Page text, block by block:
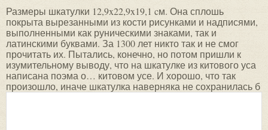
Размеры шкатулки 12,9x22,9x19,1 cм. Она сплошь
покрыта вырезанными из кости рисунками и надписями,
выполненными как руническими знаками, так и
латинскими буквами. За 1300 лет никто так и не смог
прочитать их. Пытались, конечно, но потом пришли к
изумительному выводу, что на шкатулке из китового уса
написана поэма о… китовом усе. И хорошо, что так
произошло, иначе шкатулка наверняка не сохранилась б